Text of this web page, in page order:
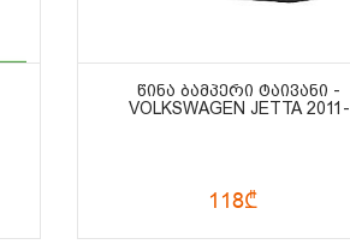
ᲬᲘᲜᲐ ᲑᲐᲛᲞᲔᲠᲘ ᲢᲐᲘᲕᲐᲜᲘ -
VOLKSWAGEN JETTA 2011-
118₾